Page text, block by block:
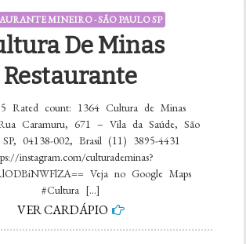
MINEIRO - SÃO PAULO SP
De Minas
Restaurante
Rated count: 1364 Cultura de Minas
Caramuru, 671 – Vila da Saúde, São
04138-002, Brasil (11) 3895-4431
instagram.com/culturademinas?
Veja no Google Maps
#Cultura […]
VER CARDÁPIO